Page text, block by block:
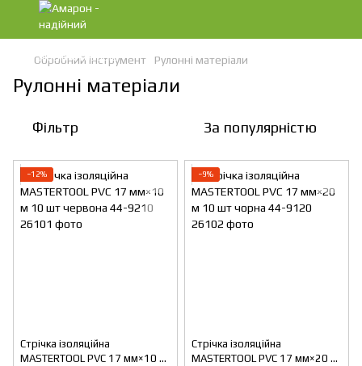
Обробний інструмент Рулонні матеріали
Рулонні матеріали
Фільтр За популярністю
−12%
Стрічка ізоляційна
MASTERTOOL PVC 17 мм×10 м
−9%
Стрічка ізоляційна
MASTERTOOL PVC 17 мм×20 м